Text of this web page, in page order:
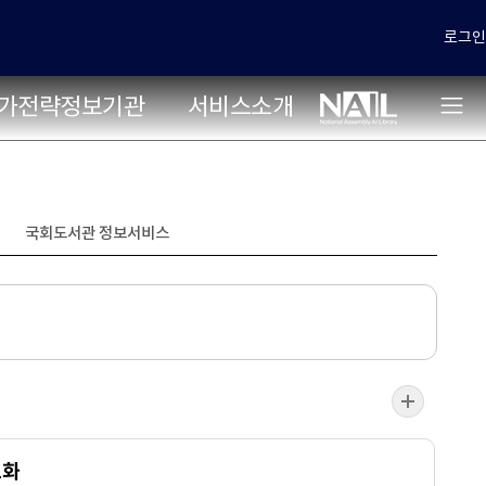
로그인
전략정보기관 서비스소개
국회도서관 정보서비스